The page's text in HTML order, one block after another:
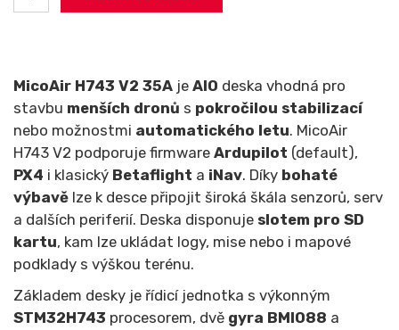
MicoAir H743 V2 35A je AIO deska vhodná pro
stavbu menších dronů s pokročilou stabilizací
nebo možnostmi automatického letu. MicoAir
H743 V2 podporuje firmware Ardupilot (default),
PX4 i klasický Betaflight a iNav. Díky bohaté
výbavě lze k desce připojit široká škála senzorů, serv
a dalších periferií. Deska disponuje slotem pro SD
kartu, kam lze ukládat logy, mise nebo i mapové
podklady s výškou terénu.
Základem desky je řídicí jednotka s výkonným
STM32H743 procesorem, dvě gyra BMI088 a